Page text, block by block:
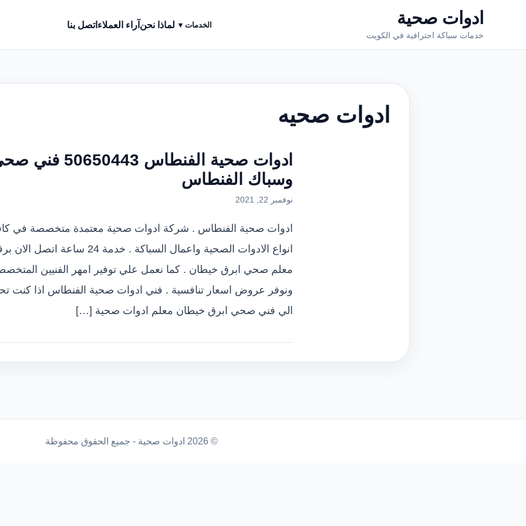
ادوات صحية
خدمات سباكة احترافية في الكويت
الخدمات ▾ لماذا نحن آراء العملاء اتصل بنا
ادوات صحيه
ادوات صحية الفنطاس 50650443
وسباك الفنطاس
نوفمبر 22, 2021
ادوات صحية الفنطاس . شركة ادوات صحية معتمدة متخصصة في
انواع الادوات الصحية واعمال السباكة . خدمة 24 ساعة اتصل
معلم صحي ابرق خيطان . كما نعمل علي توفير امهر الفنيين
ونوفر عروض اسعار تنافسية . فني ادوات صحية الفنطاس اذا كنت
الي فني صحي ابرق خيطان معلم ادوات صحية […]
© 2026 ادوات صحية - جميع الحقوق محفوظة